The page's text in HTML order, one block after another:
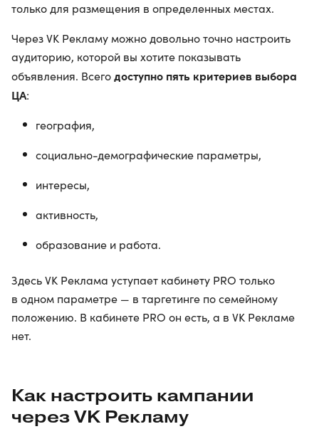
только для размещения в определенных местах.
Через VK Рекламу можно довольно точно настроить
аудиторию, которой вы хотите показывать
объявления. Всегодоступно пять критериев выбора
ЦА:
география,
социально-демографические параметры,
интересы,
активность,
образование и работа.
Здесь VK Реклама уступает кабинету PRO только
в одном параметре — в таргетинге по семейному
положению. В кабинете PRO он есть, а в VK Рекламе
нет.
Как настроить кампании
через VK Рекламу